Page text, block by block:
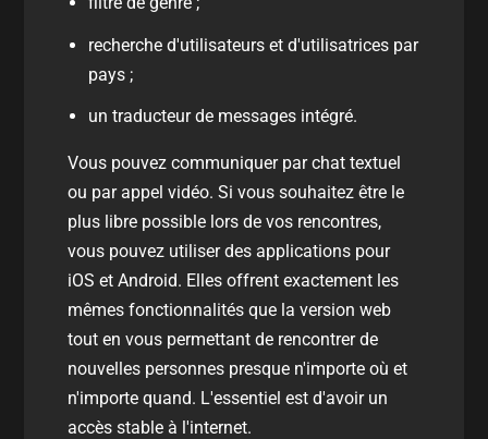
recherche d'utilisateurs et d'utilisatrices par
pays ;
un traducteur de messages intégré.
Vous pouvez communiquer par chat textuel
ou par appel vidéo. Si vous souhaitez être le
plus libre possible lors de vos rencontres,
vous pouvez utiliser des applications pour
iOS et Android. Elles offrent exactement les
mêmes fonctionnalités que la version web
tout en vous permettant de rencontrer de
nouvelles personnes presque n'importe où et
n'importe quand. L'essentiel est d'avoir un
accès stable à l'internet.